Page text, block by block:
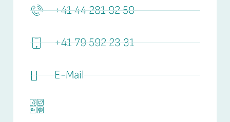
+41 44 281 92 50
+41 79 592 23 31
E-Mail